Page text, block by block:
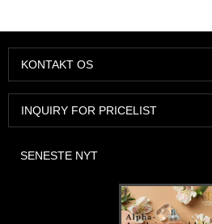
KONTAKT OS
INQUIRY FOR PRICELIST
SENESTE NYT